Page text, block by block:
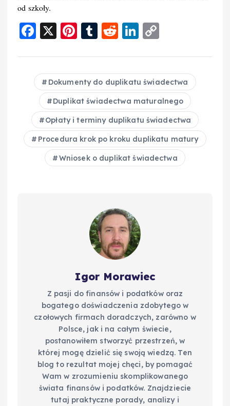
od szkoły.
F
c
e
b
o
o
k
X
Pi
er
e
st
T
m
bl
r
R
d
di
t
Li
k
e
d
I
n
p
y
Li
n
k
Dokumenty do duplikatu świadectwa
Duplikat świadectwa maturalnego
Opłaty i terminy duplikatu świadectwa
Procedura krok po kroku duplikatu matury
Wniosek o duplikat świadectwa
Igor Morawiec
Z pasji do finansów i podatków oraz
bogatego doświadczenia zdobytego w
czołowych firmach doradczych, zarówno w
Polsce, jak i na całym świecie,
postanowiłem stworzyć przestrzeń, w
której mogę dzielić się swoją wiedzą. Ten
blog to rezultat mojej chęci, by pomagać
Wam w zrozumieniu skomplikowanego
świata finansów i podatków. Znajdziecie
tutaj praktyczne porady, analizy i